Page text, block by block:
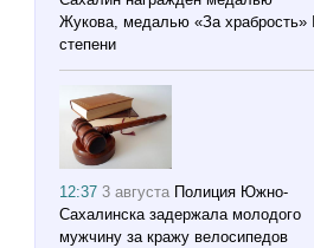
Жукова, медалью «За храбрость» II
степени
12:373 августа Полиция Южно-
Сахалинска задержала молодого
мужчину за кражу велосипедов